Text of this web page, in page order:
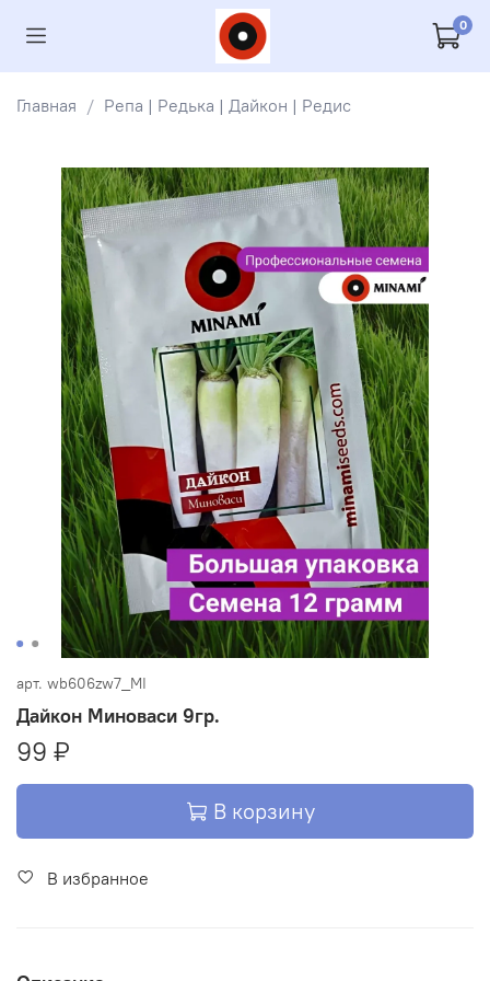
0
Главная Репа | Редька | Дайкон | Редис
арт. wb606zw7_MI
Дайкон Миноваси 9гр.
99 ₽
В корзину
В избранное